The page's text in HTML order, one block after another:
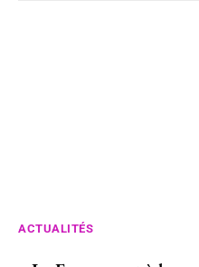
ACTUALITÉS